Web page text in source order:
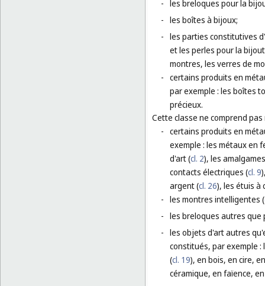
-
les breloques pour la
- les boîtes à bijoux;
- les parties constitutives
et les perles pour la
montres, les verres de
- certains produits en
par exemple : les boîtes
précieux.
Cette classe ne comprend
- certains produits en
exemple : les métaux en
d'art (cl. 2), les
contacts électriques (cl. 9
argent (cl. 26), les étuis à
- les montres intelligentes (
- les breloques autres
- les objets d'art autres
constitués, par exemple :
(cl. 19), en bois, en cire,
céramique, en faïence,